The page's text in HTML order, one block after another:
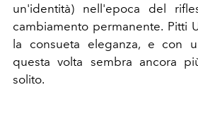
un'identità) nell'epoca del
cambiamento permanente. Pitti
la consueta eleganza, e con
questa volta sembra ancora
solito.